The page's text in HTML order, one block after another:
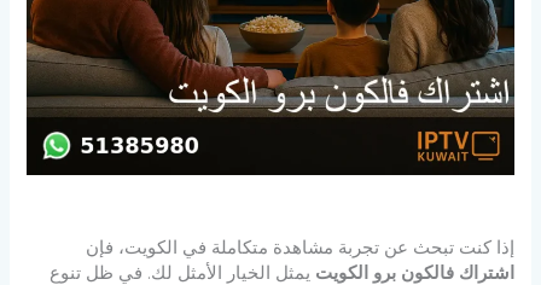
إذا كنت تبحث عن تجربة مشاهدة متكاملة في الكويت، فإن
اشتراك فالكون برو الكويت يمثل الخيار الأمثل لك. في ظل تنوع